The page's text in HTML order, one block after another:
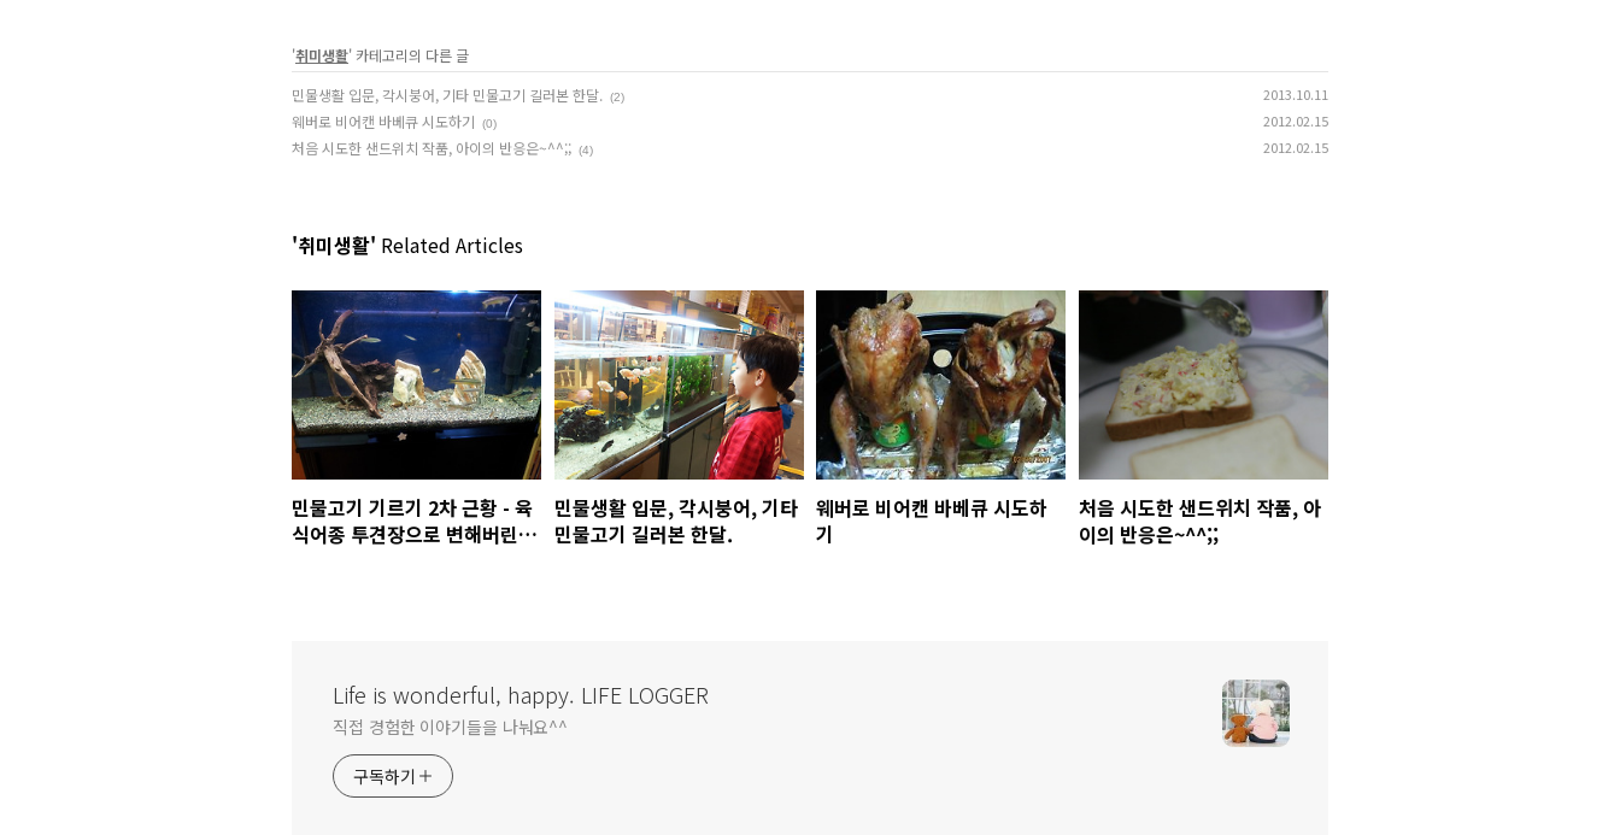
'취미생활' 카테고리의 다른 글
민물생활 입문, 각시붕어, 기타 민물고기 길러본 한달.
(2) 2013.10.11
웨버로 비어캔 바베큐 시도하기 (0) 2012.02.15
처음 시도한 샌드위치 작품, 아이의 반응은~^^;; (4) 2012.02.15
'취미생활' Related Articles
민물고기 기르기 2차 근황 - 육
식어종 투견장으로 변해버린
민물생활 입문, 각시붕어, 기타
민물고기 길러본 한달.
웨버로 비어캔 바베큐 시도하
기
처음 시도한 샌드위치 작품, 아
이의 반응은~^^;;
Life is wonderful, happy. LIFE LOGGER
직접 경험한 이야기들을 나눠요^^
구독하기